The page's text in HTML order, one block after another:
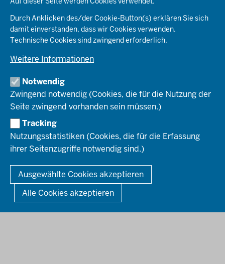
Durch Anklicken des/der Cookie-Button(s) erklären Sie sich
damit einverstanden, dass wir Cookies verwenden.
Technische Cookies sind zwingend erforderlich.
Weitere Informationen
Notwendig
Zwingend notwendig (Cookies, die für die Nutzung der
Seite zwingend vorhanden sein müssen.)
Tracking
Nutzungsstatistiken (Cookies, die für die Erfassung
ihrer Seitenzugriffe notwendig sind.)
Ausgewählte Cookies akzeptieren
Alle Cookies akzeptieren
Planen & Bauen
Schule & Bildung
Umwelt & Natur
Organisationsstruktur
Behördenleitung
Die Bezirksregierung
Organisationsplan
Institutionen
Arbeitgeberprofil
Stellenangebote
Ausbildung
PRESSE
Pressefotos
Social-Media-Kanäle
REGIONALRAT DÜSSELDORF
SERVICES
Bekanntmachungen
Förderprogramme
Kontakt
Mediathek
So finden Sie uns
Anerkennung von Bildungsnachweisen
Offenlagen
HOTLINE
© 2026 Bezirksregierung Düsseldorf
Fußzeile
DATENSCHUTZ BARRIEREFREIHEIT
IMPRESSUM
KONTAKT